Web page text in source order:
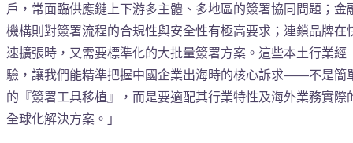
戶，常面臨供應鏈上下游多主體、多地區的簽署協同問題；金
機構則對簽署流程的合規性與安全性有極高要求；連鎖品牌在
速擴張時，又需要標準化的大批量簽署方案。這些本土行業經
驗，讓我們能精準把握中國企業出海時的核心訴求——不是簡
的『簽署工具移植』，而是要適配其行業特性及海外業務實際
全球化解決方案。」